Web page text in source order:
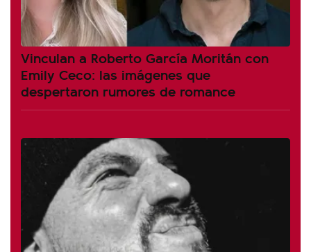
Vinculan a Roberto García Moritán con
Emily Ceco: las imágenes que
despertaron rumores de romance